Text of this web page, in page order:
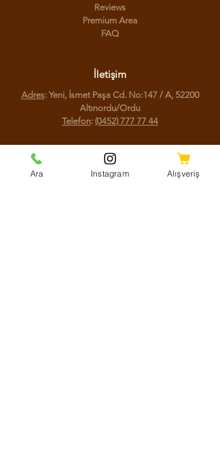
Reviews
Premium Area
FAQ
İletişim
Adres: Yeni, İsmet Paşa Cd. No:147 / A, 52200
Altınordu/Ordu
Telefon: (0452) 777 77 44
Sosyal Medya
Facebook
Ara Instagram Alışveriş